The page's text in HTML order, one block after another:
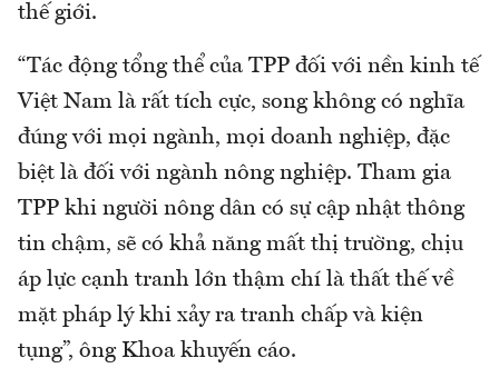
thế giới.
“Tác động tổng thể của TPP đối với nền kinh tế
Việt Nam là rất tích cực, song không có nghĩa
đúng với mọi ngành, mọi doanh nghiệp, đặc
biệt là đối với ngành nông nghiệp. Tham gia
TPP khi người nông dân có sự cập nhật thông
tin chậm, sẽ có khả năng mất thị trường, chịu
áp lực cạnh tranh lớn thậm chí là thất thế về
mặt pháp lý khi xảy ra tranh chấp và kiện
tụng”, ông Khoa khuyến cáo.